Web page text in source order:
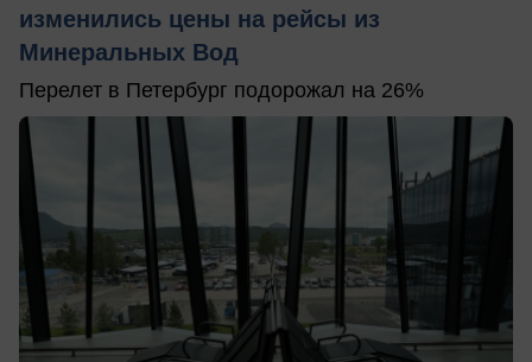
изменились цены на рейсы из
Минеральных Вод
Перелет в Петербург подорожал на 26%